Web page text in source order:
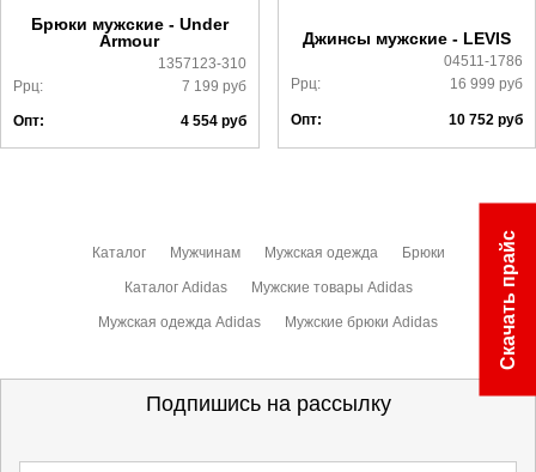
Брюки мужские - Under
Armour
1357123-310
Ррц:
7 199 руб
Опт: 4 554руб
Джинсы мужские - LEVIS
04511-1786
Ррц:
16 999 руб
Опт: 10 752 руб
Каталог Мужчинам Мужская одежда Брюки
Каталог Adidas Мужские товары Adidas
Мужская одежда Adidas Мужские брюки Adidas
Подпишись на рассылку
Скачать прайс